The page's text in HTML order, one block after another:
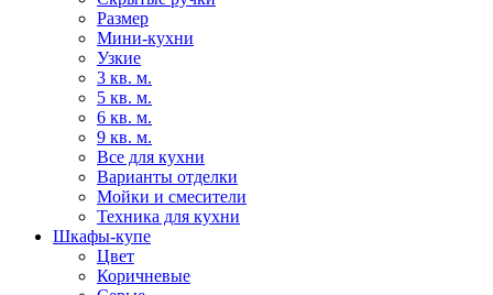
Размер
Мини-кухни
Узкие
3 кв. м.
5 кв. м.
6 кв. м.
9 кв. м.
Все для кухни
Варианты отделки
Мойки и смесители
Техника для кухни
Шкафы-купе
Цвет
Коричневые